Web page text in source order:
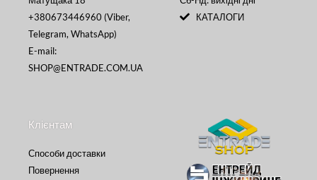
+380673446960 (Viber,
Telegram, WhatsApp)
E-mail:
SHOP@ENTRADE.COM.UA
КАТАЛОГИ
Клієнтам
Способи доставки
Повернення